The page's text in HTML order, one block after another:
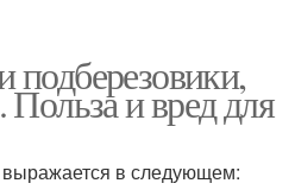
Польза и вред для
в следующем: